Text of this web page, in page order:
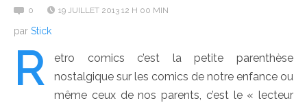
0 19 JUILLET 2013 12 H 00 MIN
par Stick
R
etro comics c’est la petite parenthèse
nostalgique sur les comics de notre enfance ou
même ceux de nos parents, c’est le « lecteur